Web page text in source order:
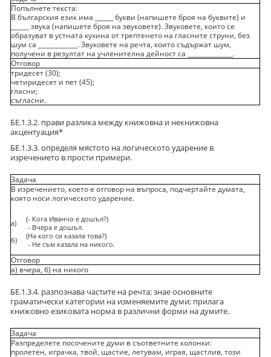
Попълнете текста:
В българския език има ______ букви (напишете броя на буквите) и
______ звука (напишете броя на звуковете). Звуковете, които се
образуват в устната кухина от трептенето на гласните струни, без
шум са _____________. Звуковете на речта, които съдържат шум,
получени в резултат на учленителна дейност са _______________.
Отговор
тридесет (30);
четиридесет и пет (45);
гласни;
съгласни.
БЕ.1.3.2. прави разлика между книжовна и некнижовна
акцентуация*
БЕ.1.3.3. определя мястото на логическото ударение в
изречението в прости примери.
Задача
В изречението, което е отговор на въпроса, подчертайте думата,
която носи логическото ударение.
а)
(- Кога Иванчо е дошъл?)
- Вчера е дошъл.
б)
(На кого си казала това?)
- Не съм казала на никого.
Отговор
а) вчера, б) на никого
БЕ.1.3.4. разпознава частите на речта; знае основните
граматически категории на изменяемите думи; прилага
книжовно езиковата норма в различни форми на думите.
Задача
Разпределете посочените думи в съответните колонки:
пролетен, играчка, твой, щастие, летувам, играя, щастлив, този